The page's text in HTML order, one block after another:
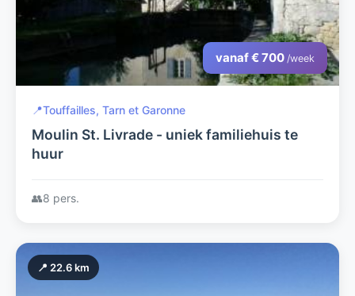
vanaf € 700 /week
📍Touffailles, Tarn et Garonne
Moulin St. Livrade - uniek familiehuis te
huur
👥8 pers.
📍 22.6 km